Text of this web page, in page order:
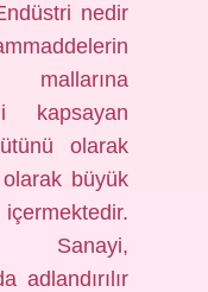
nedir
kapsayan
olarak
büyük
Sanayi,
adlandırılır